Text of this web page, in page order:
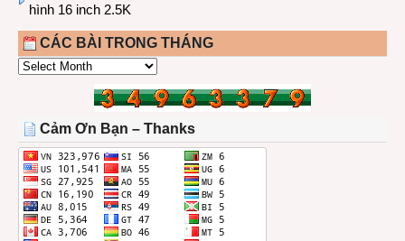
hình 16 inch 2.5K
CÁC BÀI TRONG THÁNG
CÁC
THÁNG
Cảm Ơn Bạn – Thanks